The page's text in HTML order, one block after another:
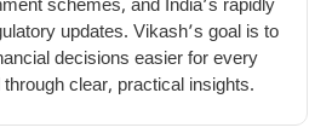
schemes, and India’s rapidly
updates. Vikash’s goal is to
decisions easier for every
clear, practical insights.